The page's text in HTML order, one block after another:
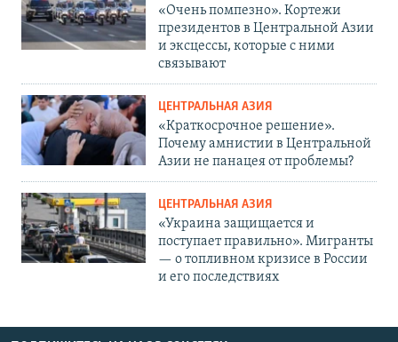
«Очень помпезно». Кортежи
президентов в Центральной Азии
и эксцессы, которые с ними
связывают
ЦЕНТРАЛЬНАЯ АЗИЯ
«Краткосрочное решение».
Почему амнистии в Центральной
Азии не панацея от проблемы?
ЦЕНТРАЛЬНАЯ АЗИЯ
«Украина защищается и
поступает правильно». Мигранты
— о топливном кризисе в России
и его последствиях